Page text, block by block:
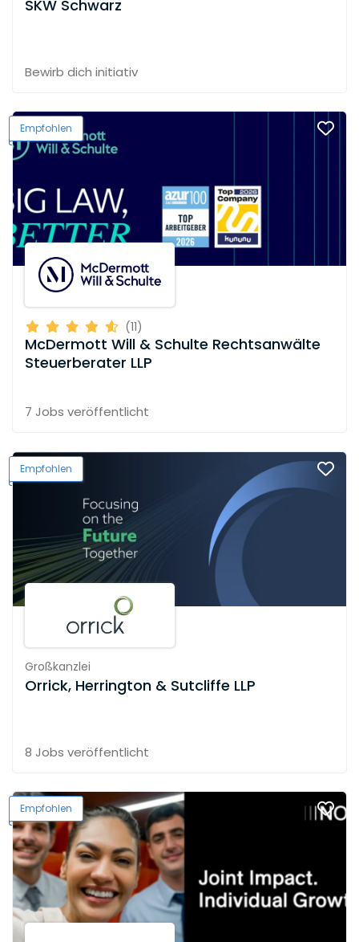
SKW Schwarz
Bewirb dich initiativ
Empfohlen
(11)
McDermott Will & Schulte Rechtsanwälte
Steuerberater LLP
7 Jobs veröffentlicht
Empfohlen
Großkanzlei
Orrick, Herrington & Sutcliffe LLP
8 Jobs veröffentlicht
Empfohlen